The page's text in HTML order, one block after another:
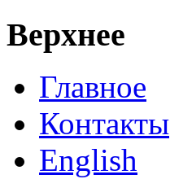
Верхнее
Главное
Контакты
English